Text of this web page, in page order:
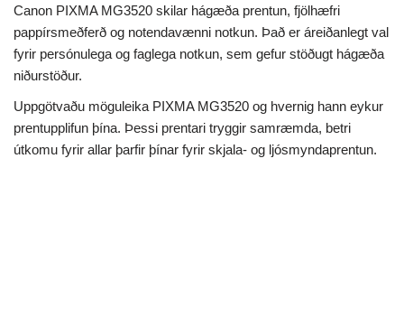
Canon PIXMA MG3520 skilar hágæða prentun, fjölhæfri
pappírsmeðferð og notendavænni notkun. Það er áreiðanlegt val
fyrir persónulega og faglega notkun, sem gefur stöðugt hágæða
niðurstöður.
Uppgötvaðu möguleika PIXMA MG3520 og hvernig hann eykur
prentupplifun þína. Þessi prentari tryggir samræmda, betri
útkomu fyrir allar þarfir þínar fyrir skjala- og ljósmyndaprentun.